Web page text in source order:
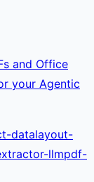
and Office
your Agentic
datalayout-
llmpdf-